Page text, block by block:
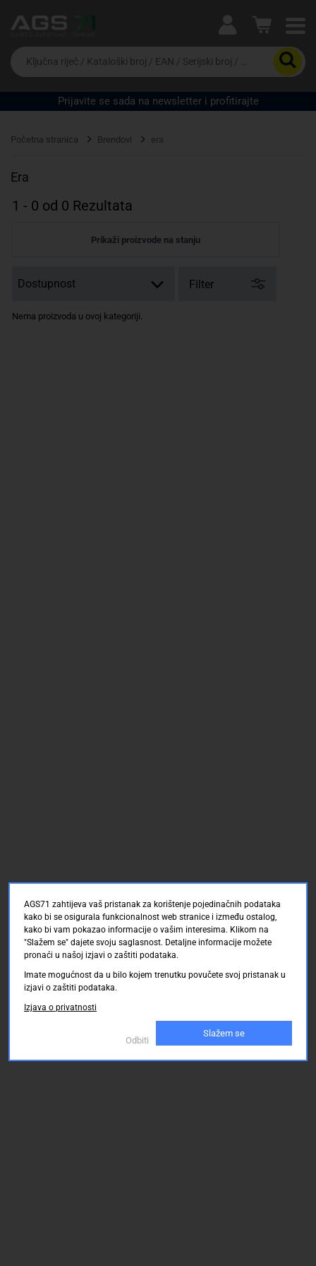
Ova postavka prilagođava asortiman proizvoda i
cijene vašim potrebama.
Da
biste
potražili
proizvod,
unesite
riječ,
EAN
serijski
Prijavite se sada na newsletter i profitirajte
Početna stranica Brendovi era
Era
1 - 0 od 0 Rezultata
Prikaži proizvode na stanju
Filter
Nema proizvoda u ovoj kategoriji.
AGS71 zahtijeva vaš pristanak za korištenje pojedinačnih podataka
kako bi se osigurala funkcionalnost web stranice i između ostalog,
kako bi vam pokazao informacije o vašim interesima. Klikom na
"Slažem se" dajete svoju saglasnost. Detaljne informacije možete
pronaći u našoj izjavi o zaštiti podataka.
Imate mogućnost da u bilo kojem trenutku povučete svoj pristanak u
izjavi o zaštiti podataka.
Izjava o privatnosti
Odbiti
Slažem se